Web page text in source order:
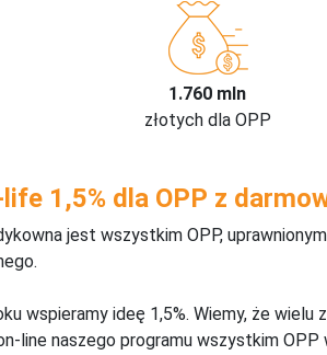
1.760 mln
złotych dla OPP
1,5% dla OPP z
jest wszystkim OPP,
wspieramy ideę 1,5%. Wiemy, że
line naszego programu wszystkim